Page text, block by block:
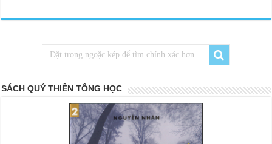
SÁCH QUÝ THIỀN TÔNG HỌC